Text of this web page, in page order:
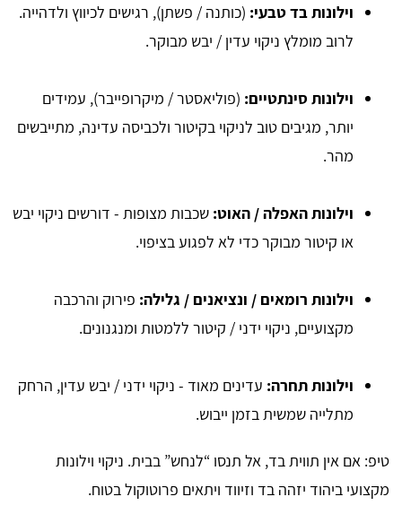
וילונות בד טבעי: (כותנה / פשתן), רגישים לכיווץ ולדהייה.
לרוב מומלץ ניקוי עדין / יבש מבוקר.
וילונות סינתטיים: (פוליאסטר / מיקרופייבר), עמידים
יותר, מגיבים טוב לניקוי בקיטור ולכביסה עדינה, מתייבשים
מהר.
וילונות האפלה / האוט: שכבות מצופות - דורשים ניקוי יבש
או קיטור מבוקר כדי לא לפגוע בציפוי.
וילונות רומאים / ונציאנים / גלילה: פירוק והרכבה
מקצועיים, ניקוי ידני / קיטור ללמטות ומנגנונים.
וילונות תחרה: עדינים מאוד - ניקוי ידני / יבש עדין, הרחק
מתלייה שמשית בזמן ייבוש.
טיפ: אם אין תווית בד, אל תנסו “לנחש” בבית. ניקוי וילונות
מקצועי ביהוד יזהה בד וזיווד ויתאים פרוטוקול בטוח.